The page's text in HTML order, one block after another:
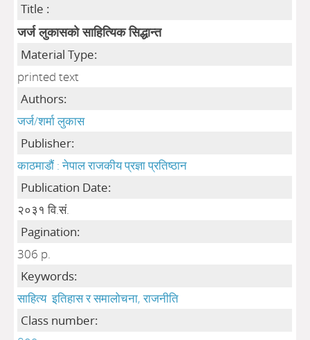
Title :
जर्ज लुकासको साहित्यिक सिद्धान्त
Material Type:
printed text
Authors:
जर्ज/शर्मा लुकास
Publisher:
काठमाडौं : नेपाल राजकीय प्रज्ञा प्रतिष्ठान
Publication Date:
२०३१ वि.सं.
Pagination:
306 p.
Keywords:
साहित्य इतिहास र समालोचना, राजनीति
Class number: